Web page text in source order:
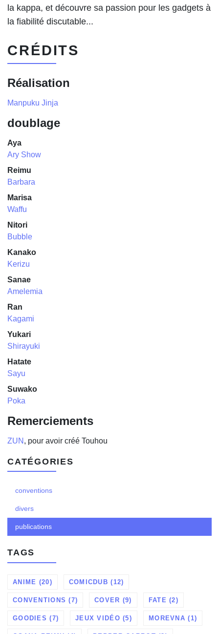
la kappa, et découvre sa passion pour les gadgets à
la fiabilité discutable...
CRÉDITS
Réalisation
Manpuku Jinja
doublage
Aya
Ary Show
Reimu
Barbara
Marisa
Waffu
Nitori
Bubble
Kanako
Kerizu
Sanae
Amelemia
Ran
Kagami
Yukari
Shirayuki
Hatate
Sayu
Suwako
Poka
Remerciements
ZUN , pour avoir créé Touhou
CATÉGORIES
conventions
divers
publications
TAGS
ANIME (20) COMICDUB (12)
CONVENTIONS (7) COVER (9) FATE (2)
GOODIES (7) JEUX VIDÉO (5) MOREVNA (1)